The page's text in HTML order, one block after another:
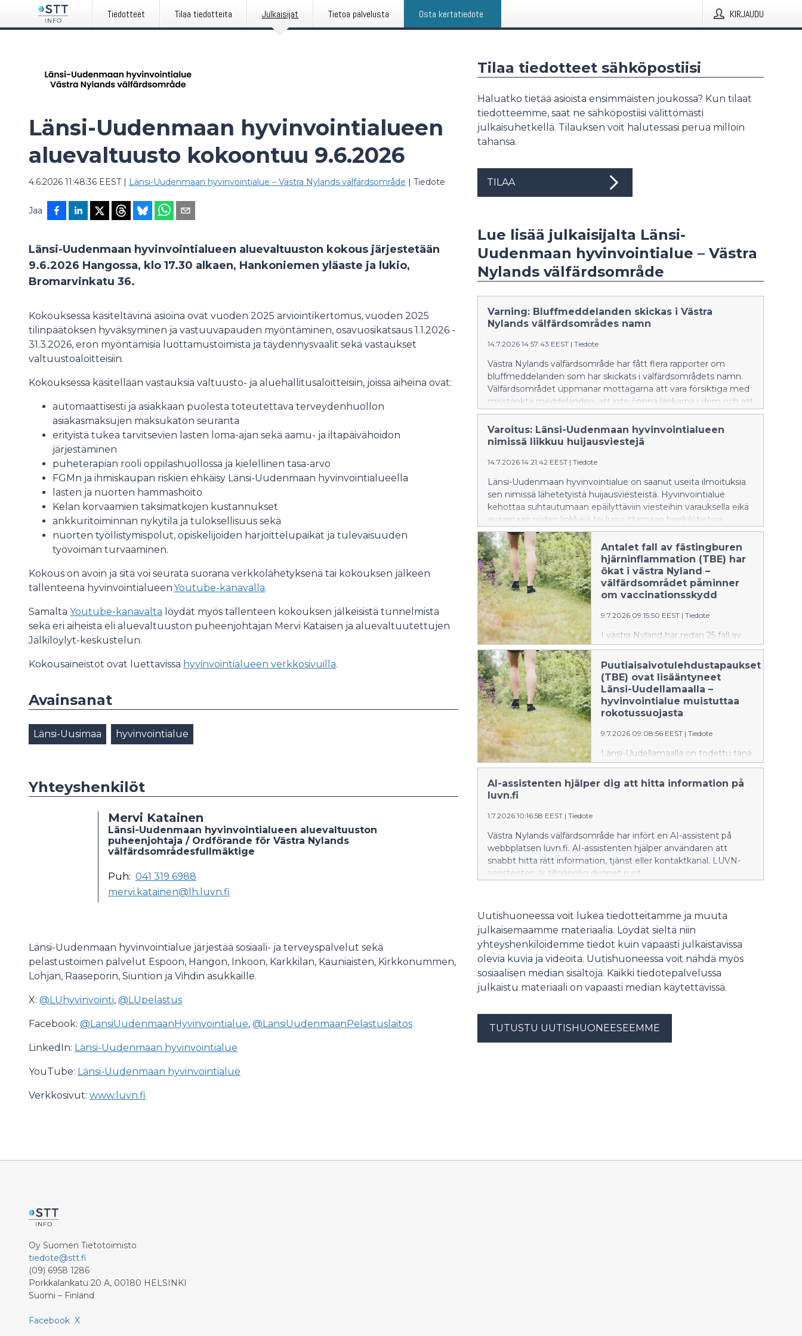
Tiedotteet Tilaa tiedotteita Julkaisijat Tietoa palvelusta Osta kertatiedote KIRJAUDU
Länsi-Uudenmaan hyvinvointialueen
aluevaltuusto kokoontuu 9.6.2026
4.6.2026 11:48:36 EEST| Länsi-Uudenmaan hyvinvointialue – Västra Nylands välfärdsområde | Tiedote
Jaa
Länsi-Uudenmaan hyvinvointialueen aluevaltuuston kokous järjestetään
9.6.2026 Hangossa, klo 17.30 alkaen, Hankoniemen yläaste ja lukio,
Bromarvinkatu 36.
Kokouksessa käsiteltävinä asioina ovat vuoden 2025 arviointikertomus, vuoden 2025
tilinpäätöksen hyväksyminen ja vastuuvapauden myöntäminen, osavuosikatsaus 1.1.2026 -
31.3.2026, eron myöntämisiä luottamustoimista ja täydennysvaalit sekä vastaukset
valtuustoaloitteisiin.
Kokouksessa käsitellään vastauksia valtuusto- ja aluehallitusaloitteisiin, joissa aiheina ovat:
automaattisesti ja asiakkaan puolesta toteutettava terveydenhuollon
asiakasmaksujen maksukaton seuranta
erityistä tukea tarvitsevien lasten loma-ajan sekä aamu- ja iltapäivähoidon
järjestäminen
puheterapian rooli oppilashuollossa ja kielellinen tasa-arvo
FGMn ja ihmiskaupan riskien ehkäisy Länsi-Uudenmaan hyvinvointialueella
lasten ja nuorten hammashoito
Kelan korvaamien taksimatkojen kustannukset
ankkuritoiminnan nykytila ja tuloksellisuus sekä
nuorten työllistymispolut, opiskelijoiden harjoittelupaikat ja tulevaisuuden
työvoiman turvaaminen.
Kokous on avoin ja sitä voi seurata suorana verkkolähetyksenä tai kokouksen jälkeen
tallenteena hyvinvointialueenYoutube-kanavalla.
Samalta Youtube-kanavalta löydät myös tallenteen kokouksen jälkeisistä tunnelmista
sekä eri aiheista eli aluevaltuuston puheenjohtajan Mervi Kataisen ja aluevaltuutettujen
Jälkilöylyt-keskustelun.
Kokousaineistot ovat luettavissa hyvinvointialueen verkkosivuilla.
Avainsanat
Länsi-Uusimaa hyvinvointialue
Yhteyshenkilöt
Mervi Katainen
Länsi-Uudenmaan hyvinvointialueen aluevaltuuston
puheenjohtaja / Ordförande för Västra Nylands
välfärdsområdesfullmäktige
Puh: 041 319 6988
mervi.katainen@lh.luvn.fi
Länsi-Uudenmaan hyvinvointialue järjestää sosiaali- ja terveyspalvelut sekä
pelastustoimen palvelut Espoon, Hangon, Inkoon, Karkkilan, Kauniaisten, Kirkkonummen,
Lohjan, Raaseporin, Siuntion ja Vihdin asukkaille.
X: @LUhyvinvointi, @LUpelastus
Facebook: @LansiUudenmaanHyvinvointialue, @LansiUudenmaanPelastuslaitos
LinkedIn: Länsi-Uudenmaan hyvinvointialue
YouTube: Länsi-Uudenmaan hyvinvointialue
Verkkosivut: www.luvn.fi
Tilaa tiedotteet sähköpostiisi
Haluatko tietää asioista ensimmäisten joukossa? Kun tilaat
tiedotteemme, saat ne sähköpostiisi välittömästi
julkaisuhetkellä. Tilauksen voit halutessasi perua milloin
tahansa.
TILAA
Lue lisää julkaisijalta Länsi-
Uudenmaan hyvinvointialue – Västra
Nylands välfärdsområde
Varning: Bluffmeddelanden skickas i Västra
Nylands välfärdsområdes namn
14.7.2026 14:57:43 EEST | Tiedote
Västra Nylands välfärdsområde har fått flera rapporter om
bluffmeddelanden som har skickats i välfärdsområdets namn.
Välfärdsområdet uppmanar mottagarna att vara försiktiga med
misstänkta meddelanden, att inte öppna länkarna i dem och att
inte lämna ut personuppgifter.
Varoitus: Länsi-Uudenmaan hyvinvointialueen
nimissä liikkuu huijausviestejä
14.7.2026 14:21:42 EEST | Tiedote
Länsi-Uudenmaan hyvinvointialue on saanut useita ilmoituksia
sen nimissä lähetetyistä huijausviesteistä. Hyvinvointialue
kehottaa suhtautumaan epäilyttäviin viesteihin varauksella eikä
avaamaan niiden linkkejä tai luovuttamaan henkilötietoja.
Antalet fall av fästingburen
hjärninflammation (TBE) har
ökat i västra Nyland –
välfärdsområdet påminner
om vaccinationsskydd
9.7.2026 09:15:50 EEST | Tiedote
I västra Nyland har redan 25 fall av
fästingburen hjärninflammation
konstaterats i år, jämfört med 15 fall
vid samma tidpunkt i fjol. Vaccinet är
det effektivaste sättet att skydda
sig mot fästingburen
hjärninflammation.
Puutiaisaivotulehdustapaukset
(TBE) ovat lisääntyneet
Länsi-Uudellamaalla –
hyvinvointialue muistuttaa
rokotussuojasta
9.7.2026 09:08:56 EEST | Tiedote
Länsi-Uudellamaalla on todettu tänä
vuonna jo 25
puutiaisaivotulehdustapausta, kun
viime vuonna vastaavaan aikaan
AI-assistenten hjälper dig att hitta information på
luvn.fi
1.7.2026 10:16:58 EEST | Tiedote
Västra Nylands välfärdsområde har infört en AI-assistent på
webbplatsen luvn.fi. AI-assistenten hjälper användaren att
snabbt hitta rätt information, tjänst eller kontaktkanal. LUVN-
assistenten är tillgänglig dygnet runt.
Uutishuoneessa voit lukea tiedotteitamme ja muuta
julkaisemaamme materiaalia. Löydät sieltä niin
yhteyshenkilöidemme tiedot kuin vapaasti julkaistavissa
olevia kuvia ja videoita. Uutishuoneessa voit nähdä myös
sosiaalisen median sisältöjä. Kaikki tiedotepalvelussa
julkaistu materiaali on vapaasti median käytettävissä.
TUTUSTU UUTISHUONEESEEMME
Oy Suomen Tietotoimisto
tiedote@stt.fi
(09) 6958 1286
Porkkalankatu 20 A, 00180 HELSINKI
Suomi – Finland
Facebook X